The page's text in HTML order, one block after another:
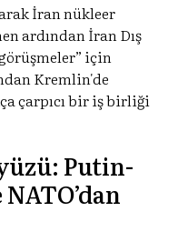
İran nükleer
ardından İran Dış
için
Kremlin'de
çarpıcı bir iş birliği
Putin-